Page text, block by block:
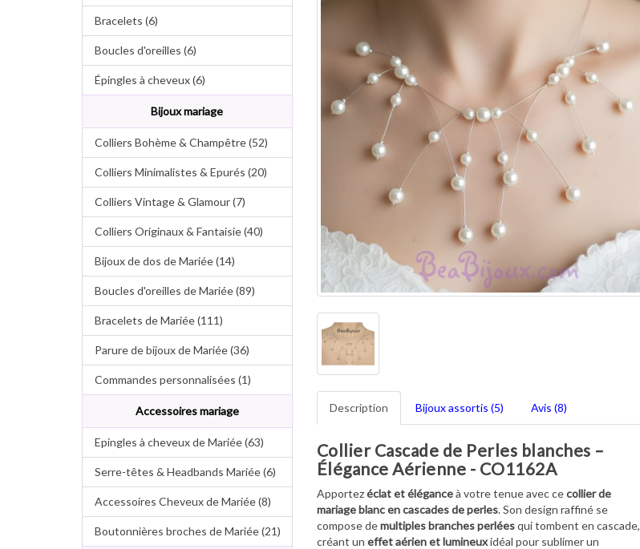
Bracelets (6)
Boucles d'oreilles (6)
Épingles à cheveux (6)
Bijoux mariage
Colliers Bohème & Champêtre (52)
Colliers Minimalistes & Epurés (20)
Colliers Vintage & Glamour (7)
Colliers Originaux & Fantaisie (40)
Bijoux de dos de Mariée (14)
Boucles d'oreilles de Mariée (89)
Bracelets de Mariée (111)
Parure de bijoux de Mariée (36)
Commandes personnalisées (1)
Accessoires mariage
Epingles à cheveux de Mariée (63)
Serre-têtes & Headbands Mariée (6)
Accessoires Cheveux de Mariée (8)
Boutonnières broches de Mariée (21)
Description Bijoux assortis (5) Avis (8)
Collier Cascade de Perles blanches –
Élégance Aérienne - CO1162A
Apportezéclat et éléganceà votre tenue avec cecollier de
mariage blanc en cascades de perles. Son design raffiné se
compose demultiples branches perléesqui tombent en cascade,
créant un effet aérien et lumineuxidéal pour sublimer un